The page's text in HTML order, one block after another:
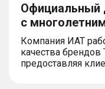
Официальный
с
Компания ИАТ
качества брендов
предоставляя